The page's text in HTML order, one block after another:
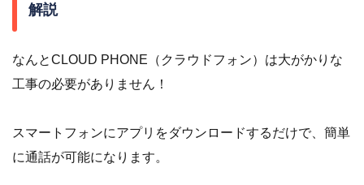
解説
なんとCLOUD PHONE（クラウドフォン）は大がかりな
工事の必要がありません！
スマートフォンにアプリをダウンロードするだけで、簡単
に通話が可能になります。